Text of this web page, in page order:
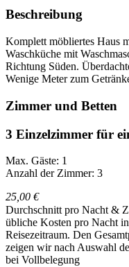
Beschreibung
Komplett möbliertes Haus
Waschküche mit
Richtung Süden.
Wenige Meter zum
Zimmer und Betten
3 Einzelzimmer für
Max. Gäste: 1
Anzahl der Zimmer: 3
25,00 €
Durchschnitt pro Nacht &
übliche Kosten pro Nacht
Reisezeitraum. Den
zeigen wir nach Auswahl
bei Vollbelegung